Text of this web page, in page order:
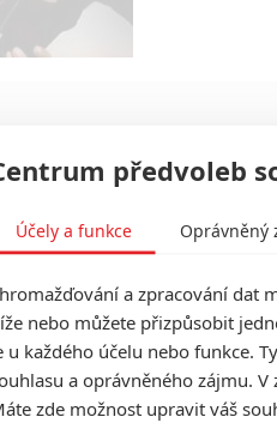
obviněn
Mlátička s
Stevena
Jaaaara |
předvoleb
Účely a funkce Oprávněný
a zpracování dat
nebo můžete přizpůsobit
u každého účelu nebo funkce.
a oprávněného zájmu.
zde možnost upravit váš